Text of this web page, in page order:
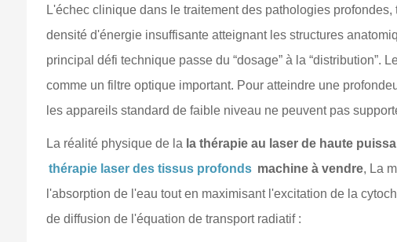
L'échec clinique dans le traitement des pathologies
densité d'énergie insuffisante atteignant les structures
principal défi technique passe du “dosage” à la
comme un filtre optique important. Pour atteindre une
les appareils standard de faible niveau ne peuvent pas
La réalité physique de la la thérapie au laser de haute
thérapie laser des tissus profonds machine à vendre, La
l'absorption de l'eau tout en maximisant l'excitation de la
de diffusion de l'équation de transport radiatif :